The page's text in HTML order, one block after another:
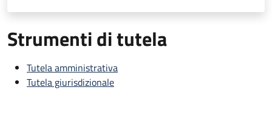
Strumenti di tutela
Tutela amministrativa
Tutela giurisdizionale